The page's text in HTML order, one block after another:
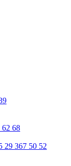
62 68
29 367 50 52